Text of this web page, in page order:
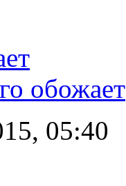
обожает
05:40